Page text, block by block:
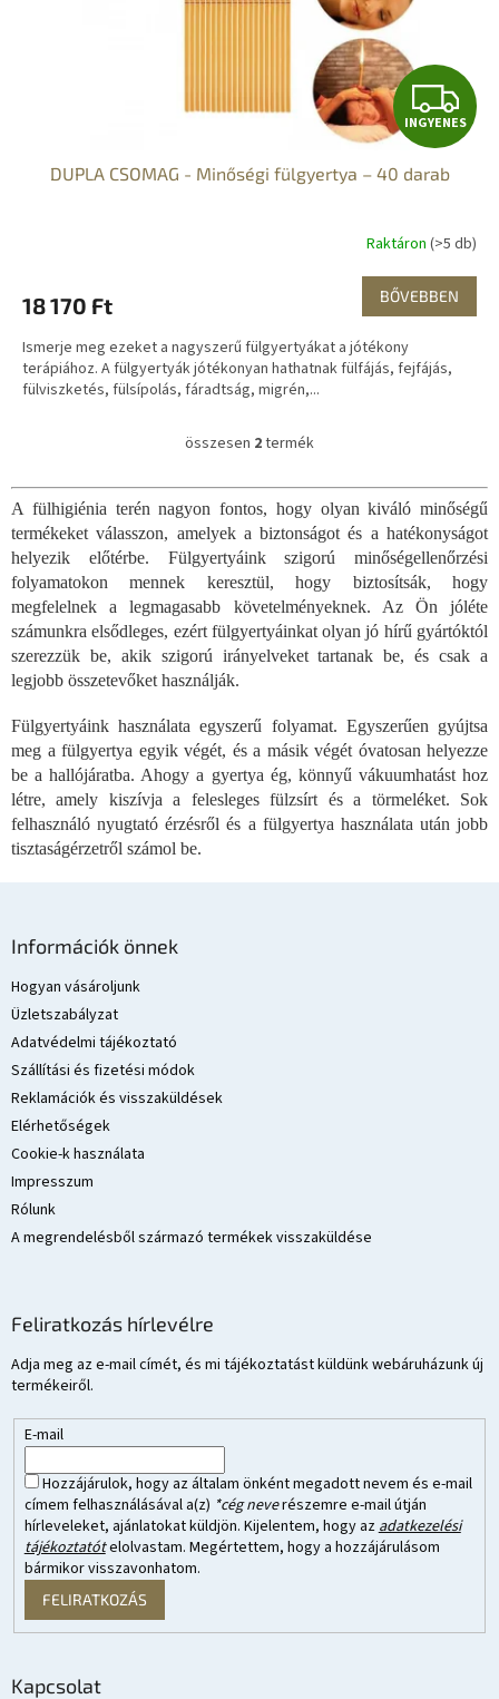
I
N
Y
E
N
INGYENES
DUPLA CSOMAG - Minőségi fülgyertya – 40 darab
Raktáron (>5 db)
18 170 Ft BŐVEBBEN
Ismerje meg ezeket a nagyszerű fülgyertyákat a jótékony
terápiához. A fülgyertyák jótékonyan hathatnak fülfájás, fejfájás,
fülviszketés, fülsípolás, fáradtság, migrén,...
L
s
t
a
i
r
á
n
y
í
s
e
l
e
m
e
összesen 2termék
A fülhigiénia terén nagyon fontos, hogy olyan kiváló minőségű
termékeket válasszon, amelyek a biztonságot és a hatékonyságot
helyezik előtérbe. Fülgyertyáink szigorú minőségellenőrzési
folyamatokon mennek keresztül, hogy biztosítsák, hogy
megfelelnek a legmagasabb követelményeknek. Az Ön jóléte
számunkra elsődleges, ezért fülgyertyáinkat olyan jó hírű gyártóktól
szerezzük be, akik szigorú irányelveket tartanak be, és csak a
legjobb összetevőket használják.
Fülgyertyáink használata egyszerű folyamat. Egyszerűen gyújtsa
meg a fülgyertya egyik végét, és a másik végét óvatosan helyezze
be a hallójáratba. Ahogy a gyertya ég, könnyű vákuumhatást hoz
létre, amely kiszívja a felesleges fülzsírt és a törmeléket. Sok
felhasználó nyugtató érzésről és a fülgyertya használata után jobb
tisztaságérzetről számol be.
Információk önnek
Hogyan vásároljunk
Üzletszabályzat
Adatvédelmi tájékoztató
Szállítási és fizetési módok
Reklamációk és visszaküldések
Elérhetőségek
Cookie-k használata
Impresszum
Rólunk
A megrendelésből származó termékek visszaküldése
Feliratkozás hírlevélre
Adja meg az e-mail címét, és mi tájékoztatást küldünk webáruházunk új
termékeiről.
E-mail
Hozzájárulok, hogy az általam önként megadott nevem és e-mail
címem felhasználásával a(z) *cég neverészemre e-mail útján
hírleveleket, ajánlatokat küldjön. Kijelentem, hogy azadatkezelési
tájékoztatótelolvastam. Megértettem, hogy a hozzájárulásom
bármikor visszavonhatom.
FELIRATKOZÁS
Kapcsolat